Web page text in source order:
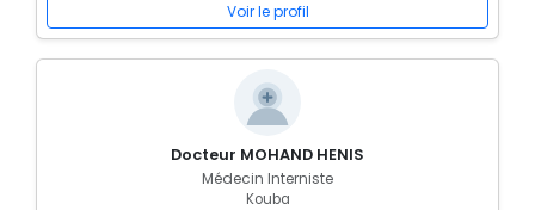
Voir le profil
Docteur MOHAND HENIS
Médecin Interniste
Kouba